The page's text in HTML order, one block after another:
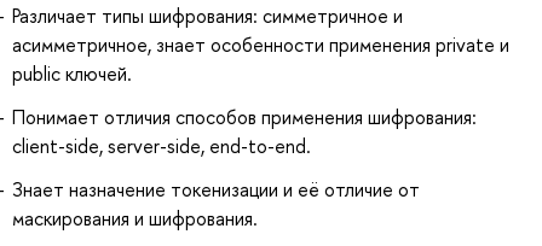
Различает типы шифрования: симметричное и
асимметричное, знает особенности применения private и
public ключей.
Понимает отличия способов применения шифрования:
client-side, server-side, end-to-end.
Знает назначение токенизации и её отличие от
маскирования и шифрования.